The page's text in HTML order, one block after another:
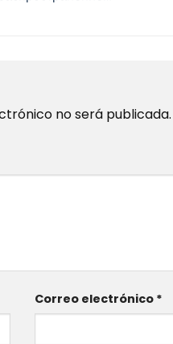
no será publicada.
Correo electrónico *